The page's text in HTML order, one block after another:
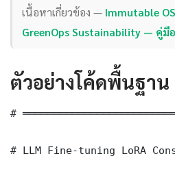
เนื้อหาเกี่ยวข้อง — Immutable
GreenOps Sustainability — คู่
ตัวอย่างโค้ดพื้นฐาน
#
# LLM Fine-tuning LoRA